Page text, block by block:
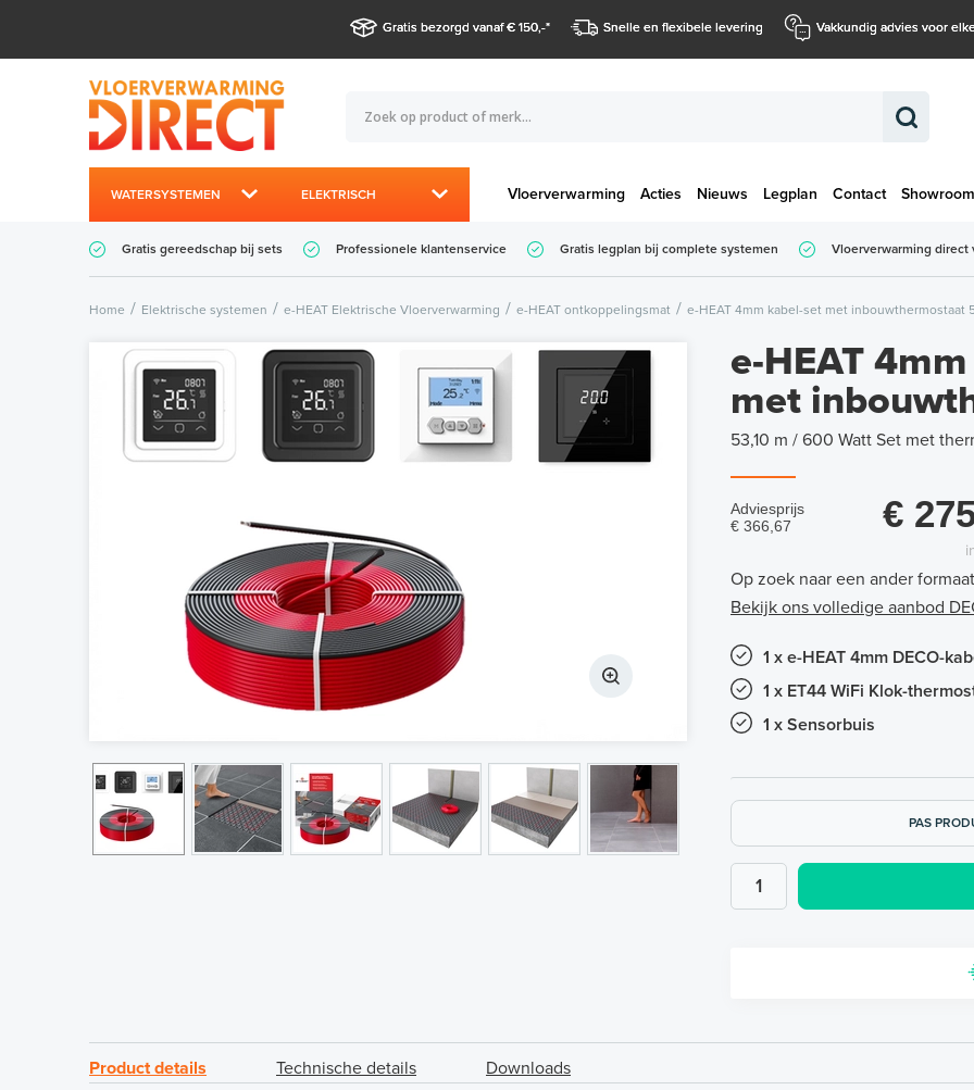
Gratis bezorgd vanaf € 150,-* Snelle en flexibele levering Vakkundig advies voor
WATERSYSTEMEN ELEKTRISCH Vloerverwarming Acties Nieuws Legplan Contact Showroom
Totaalbedrag (incl. BTW)
Gratis gereedschap bij sets Professionele klantenservice Gratis legplan bij complete systemen Vloerverwarming direct
Home Elektrische systemen e-HEAT Elektrische Vloerverwarming e-HEAT ontkoppelingsmat e-HEAT 4mm kabel-set met inbouwthermostaat
e-HEAT
met
53,10 m / 600 Watt Set met
Adviesprijs
€ 366,67
€
Op zoek naar een ander
Bekijk ons volledige aanbod
1 x e-HEAT 4mm DECO-
1 x ET44 WiFi Klok-
1 x Sensorbuis
PAS
Product details Technische details Downloads